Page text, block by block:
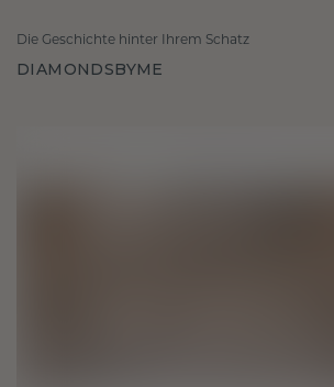
Die Geschichte hinter Ihrem Schatz
DIAMONDSBYME